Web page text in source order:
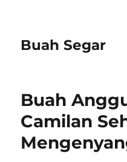
Buah Segar
Buah
Camilan